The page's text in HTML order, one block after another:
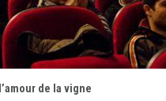
de la vigne